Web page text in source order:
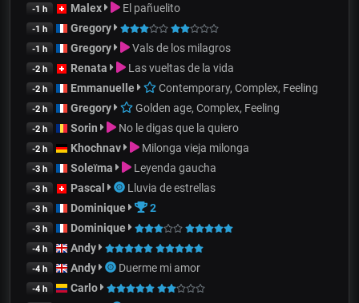
-1 h Malex El pañuelito
-1 h Gregory
-1 h Gregory Vals de los milagros
-2 h Renata Las vueltas de la vida
-2 h Emmanuelle Contemporary, Complex, Feeling
-2 h Gregory Golden age, Complex, Feeling
-2 h Sorin No le digas que la quiero
-2 h Khochnav Milonga vieja milonga
-3 h Soleïma Leyenda gaucha
-3 h Pascal Lluvia de estrellas
-3 h Dominique 2
-3 h Dominique
-4 h Andy
-4 h Andy Duerme mi amor
-4 h Carlo